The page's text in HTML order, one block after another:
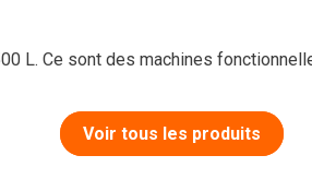
L. Ce sont des machines
Voir tous les produits